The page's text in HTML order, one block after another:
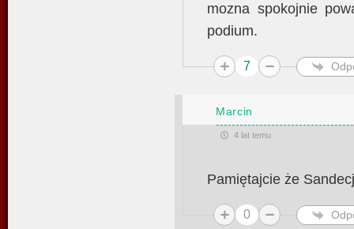
mozna spokojnie
podium.
7
Marcin
4 lat temu
Pamiętajcie że
0